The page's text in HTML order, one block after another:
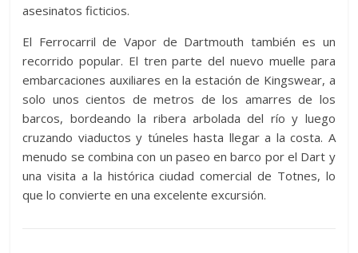
asesinatos ficticios.
El Ferrocarril de Vapor de Dartmouth también es un
recorrido popular. El tren parte del nuevo muelle para
embarcaciones auxiliares en la estación de Kingswear, a
solo unos cientos de metros de los amarres de los
barcos, bordeando la ribera arbolada del río y luego
cruzando viaductos y túneles hasta llegar a la costa. A
menudo se combina con un paseo en barco por el Dart y
una visita a la histórica ciudad comercial de Totnes, lo
que lo convierte en una excelente excursión.